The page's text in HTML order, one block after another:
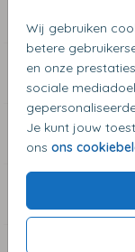
Wij gebruiken
betere
en onze
sociale
Je kunt jouw
ons ons
Zakelijke klanten
Algemene